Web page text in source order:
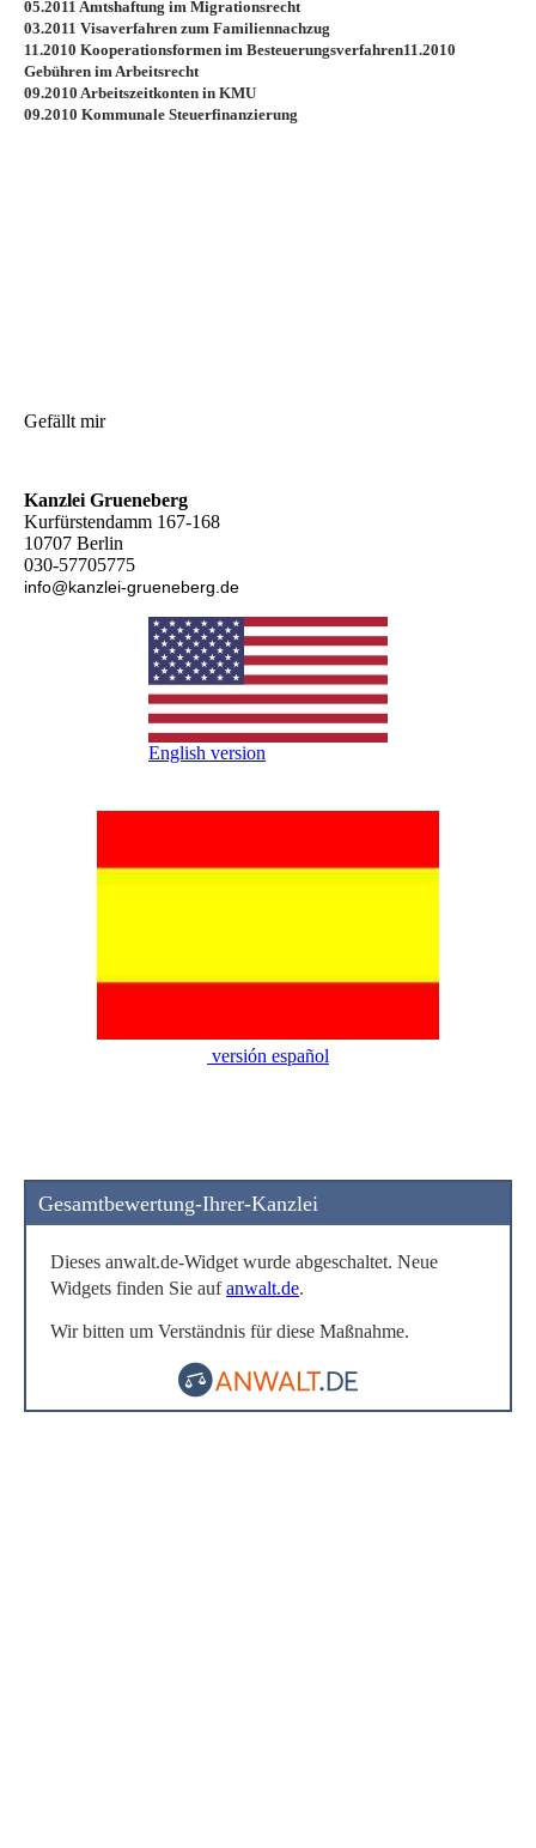
05.2011 Amtshaftung im Migrationsrecht
03.2011 Visaverfahren zum Familiennachzug
11.2010 Kooperationsformen im Besteuerungsverfahren11.2010
Gebühren im Arbeitsrecht
09.2010 Arbeitszeitkonten in KMU
09.2010 Kommunale Steuerfinanzierung
Gefällt mir
Kanzlei Grueneberg
Kurfürstendamm 167-168
10707 Berlin
030-57705775
info@kanzlei-grueneberg.de
English version
versión español